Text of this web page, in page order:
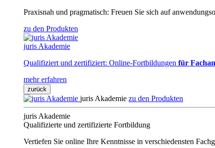
Praxisnah und pragmatisch: Freuen Sie sich auf
zu den Produkten
juris Akademie
Qualifiziert und zertifiziert: Online-Fortbildungen für
mehr erfahren
zurück
juris Akademie zu den Produkten
juris Akademie
Qualifizierte und zertifizierte Fortbildung
Vertiefen Sie online Ihre Kenntnisse in verschiedensten